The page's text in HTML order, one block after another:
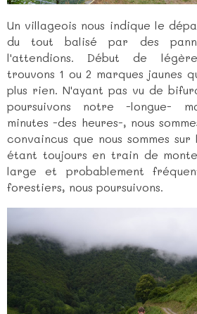
Un villageois nous indique le
du tout balisé par des
l'attendions. Début de
trouvons 1 ou 2 marques jaunes
plus rien. N'ayant pas vu de
poursuivons notre -longue-
minutes -des heures-, nous
convaincus que nous sommes
étant toujours en train de
large et probablement
forestiers, nous poursuivons.